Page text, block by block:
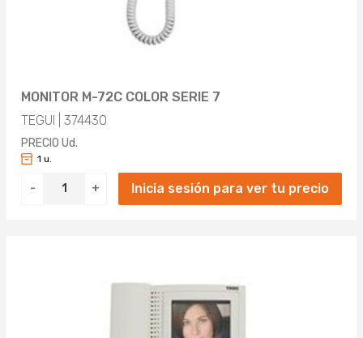
MONITOR M-72C COLOR SERIE 7
TEGUI | 374430
PRECIO Ud.
- +
1 u.
Inicia sesión para ver tu precio